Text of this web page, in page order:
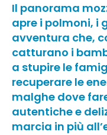
Il panorama
apre i polmoni, i
avventura che,
catturano i
a stupire le
recuperare le
malghe dove
autentiche e
marcia in più